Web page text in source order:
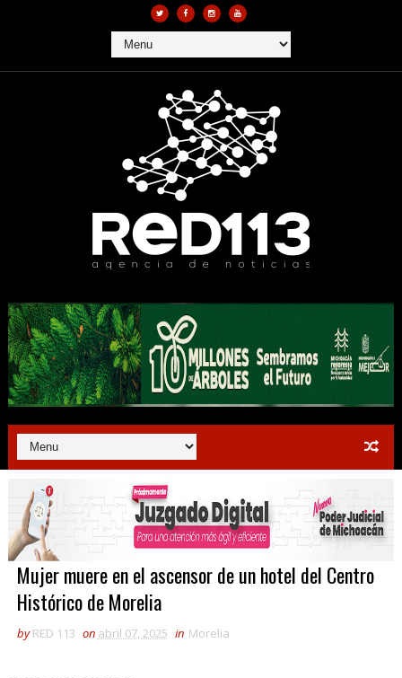
Mujer muere en el ascensor de un hotel del Centro
Histórico de Morelia
by RED 113 on abril 07, 2025 in Morelia